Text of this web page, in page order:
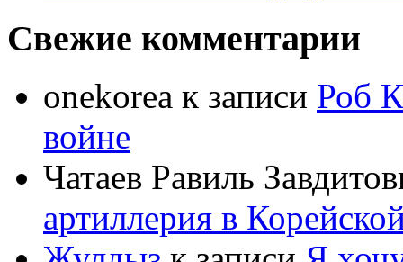
Свежие комментарии
onekorea к записи Роб
войне
Чатаев Равиль
артиллерия в